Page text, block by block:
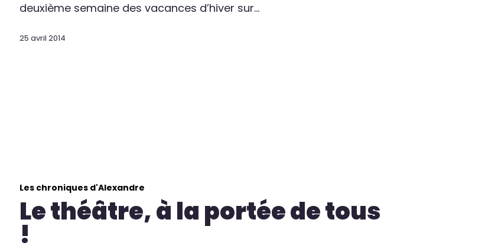
deuxième semaine des vacances d’hiver sur…
25 avril 2014
Les chroniques d'Alexandre
Le théâtre, à la portée de tous
!